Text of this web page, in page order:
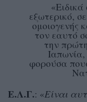
«Ειδικά
εξωτερικό,
ομοιογενής
τον εαυτό
την
φορούσα
Ε.Λ.Γ.: «Είναι